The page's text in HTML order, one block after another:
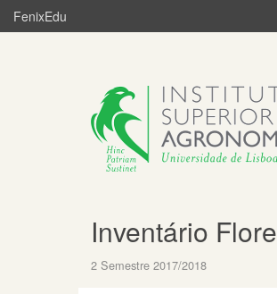
FenixEdu
Inventário
2 Semestre 2017/2018